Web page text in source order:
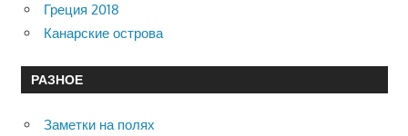
Греция 2018
Канарские острова
РАЗНОЕ
Заметки на полях